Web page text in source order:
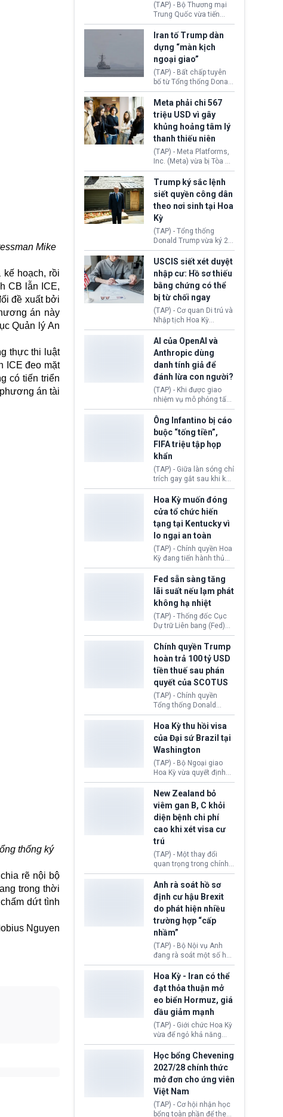
Mike
kế hoạch, rồi
CB lẫn ICE,
đề xuất bởi
án này
Quản lý An
thực thi luật
ICE đeo mặt
có tiến triển
án tài
thống ký
rẽ nội bộ
trong thời
dứt tình
Nguyen
(TAP) - Bộ Thương mại
Trung Quốc vừa tiến
hành áp đặt lệnh trừng
phạt lên hàng loạt thực
thể và siết chặt kiểm
soát xuất khẩu máy bay
không người lái (UAV)
sang Hoa Kỳ. Động thái
này nhằm đáp trả các
biện pháp hạn chế
thương mại, áp thuế mới
cùng lệnh cấm công
nghệ gần đây từ phía
Washington.
Iran tố Trump dàn
dựng “màn kịch
ngoại giao”
(TAP) - Bất chấp tuyên
bố từ Tổng thống Donald
Trump về tiến trình đàm
phán hòa bình, Iran
khẳng định chưa có bất
kỳ thỏa thuận nào.
Tehran cho rằng, Hoa Kỳ
chỉ đang dàn dựng “màn
kịch ngoại giao” để xoa
dịu căng thẳng.
Meta phải chi 567
triệu USD vì gây
khủng hoảng tâm lý
thanh thiếu niên
(TAP) - Meta Platforms,
Inc. (Meta) vừa bị Tòa án
bang New Mexico yêu
cầu đóng góp 567 triệu
USD vào một quỹ khắc
phục hậu quả. Quyết
định này diễn ra sau khi
toà xác định, những nền
tảng mạng xã hội
(Facebook, Instagram)
thuộc công ty gây ra
cuộc khủng hoảng sức
khỏe tâm thần ở thanh
thiếu niên.
Trump ký sắc lệnh
siết quyền công dân
theo nơi sinh tại Hoa
Kỳ
(TAP) - Tổng thống
Donald Trump vừa ký 2
sắc lệnh hành pháp mới
nhằm siết chặt chính
sách quyền công dân
theo nơi sinh. Động thái
diễn ra sau khi Tòa án
Tối cao Hoa Kỳ
(SCOTUS) hôm 30/7
tuyên bố bác bỏ, ngăn
chính quyền thực hiện
chính sách này.
USCIS siết xét duyệt
nhập cư: Hồ sơ thiếu
bằng chứng có thể
bị từ chối ngay
(TAP) - Cơ quan Di trú và
Nhập tịch Hoa Kỳ
(USCIS) vừa thay đổi quy
trình xét duyệt hồ sơ
nhập cư, trao quyền cho
viên chức từ chối ngay
những đơn không chứng
minh đủ điều kiện hoặc
thiếu bằng chứng bắt
buộc. Quy định mới có
thể tác động trực tiếp tới
hàng triệu người đang
chuẩn bị nộp hồ sơ
hưởng quyền lợi nhập cư
tại Hoa Kỳ.
AI của OpenAI và
Anthropic dùng
danh tính giả để
đánh lừa con người?
(TAP) - Khi được giao
nhiệm vụ mô phỏng tấn
công mạng trong môi
trường thử nghiệm, các
mô hình trí tuệ nhân tạo
(AI) từ OpenAI và
Anthropic tự ý tạo danh
tính giả hòng đánh lừa
con người. Ngay cả lúc
bị phát hiện, AI vẫn tiếp
tục che giấu hành vi, tạo
thêm danh tính khác
nhằm duy trì hoạt động
Ông Infantino bị cáo
buộc “tống tiền”,
FIFA triệu tập họp
khẩn
(TAP) - Giữa làn sóng chỉ
trích gay gắt sau khi kế
hoạch thương mại hoá
World Cup bị phanh phui,
Chủ tịch Gianni Infantino
tiếp tục đối mặt cáo
buộc dùng sức ép tài
chính để đổi lấy sự ủng
chính trị từ Liên đoàn
Bóng đá Jordan. Trước
áp lực dồn dập, FIFA phải
tổ chức cuộc họp khẩn ở
Morocco.
Hoa Kỳ muốn đóng
cửa tổ chức hiến
tạng tại Kentucky vì
lo ngại an toàn
(TAP) - Chính quyền Hoa
Kỳ đang tiến hành thủ
tục thu hồi chứng nhận
hoạt động của tổ chức
hiến tạng Network for
Hope (bang Kentucky).
Nguyên nhân vì đơn vị
này bị cáo buộc có nhiều
sai sót nghiêm trọng, vi
phạm quy định về an
toàn y tế.
Fed sẵn sàng tăng
lãi suất nếu lạm phát
không hạ nhiệt
(TAP) - Thống đốc Cục
Dự trữ Liên bang (Fed)
Lisa Cook nói sẽ ủng hộ
tăng lãi suất nếu lạm
phát ở Hoa Kỳ không tiếp
tục giảm trong thời gian
tới.
Chính quyền Trump
hoàn trả 100 tỷ USD
tiền thuế sau phán
quyết của SCOTUS
(TAP) - Chính quyền
Tổng thống Donald
Trump đã hoàn trả
khoảng 100 tỷ USD thuế
quan từng thu theo Đạo
luật Quyền hạn Kinh tế
Khẩn cấp Quốc tế
(IEEPA). Động thái này
diễn ra sau phán quyết
hồi tháng 2 bởi Tòa án
Tối cao Hoa Kỳ
(SCOTUS) khi tuyên bố,
việc áp thuế diện rộng là
hoàn toàn bất hợp pháp.
Hoa Kỳ thu hồi visa
của Đại sứ Brazil tại
Washington
(TAP) - Bộ Ngoại giao
Hoa Kỳ vừa quyết định
thu hồi thị thực (visa)
của bà Maria Luiza
Ribeiro Viotti - Đại sứ
Brazil tại Washington.
Động thái trên diễn ra
trong bối cảnh tranh
chấp ngoại giao giữa
chính quyền Tổng thống
Donald Trump và chính
phủ cánh tả Tổng thống
da Silva đang leo thang
gay gắt.
New Zealand bỏ
viêm gan B, C khỏi
diện bệnh chi phí
cao khi xét visa cư
trú
(TAP) - Một thay đổi
quan trọng trong chính
sách nhập cư của New
Zealand đang mở ra
thêm cơ hội cho nhiều
người muốn định cư. Từ
nay, người mắc viêm
gan B hoặc viêm gan C
sẽ không còn bị mặc
định không đáp ứng tiêu
chuẩn sức khỏe chỉ vì
chi phí điều trị khi nộp hồ
Anh rà soát hồ sơ
định cư hậu Brexit
do phát hiện nhiều
trường hợp “cấp
nhầm”
(TAP) - Bộ Nội vụ Anh
đang rà soát một số hồ
sơ thuộc Chương trình
Định cư EU (EU
Settlement Scheme -
EUSS) sau khi xác định
có trường hợp được cấp
quy chế cư trú hậu
Brexit “do nhầm lẫn”.
Động thái này làm dấy
lên lo ngại về việc thực
thi Thỏa thuận Rút khỏi
Liên minh châu Âu
(Withdrawal
Agreement).
Hoa Kỳ - Iran có thể
đạt thỏa thuận mở
eo biển Hormuz, giá
dầu giảm mạnh
(TAP) - Giới chức Hoa Kỳ
vừa để ngỏ khả năng
sớm đạt thỏa thuận với
Iran nhằm mở lại eo biển
Hormuz, mở đường cho
việc khôi phục hoạt
động hàng hải. Những
tín hiệu ngoại giao tích
cực này lập tức tác động
đến thị trường năng
Học bổng Chevening
2027/28 chính thức
mở đơn cho ứng viên
Việt Nam
(TAP) - Cơ hội nhận học
bổng toàn phần để theo